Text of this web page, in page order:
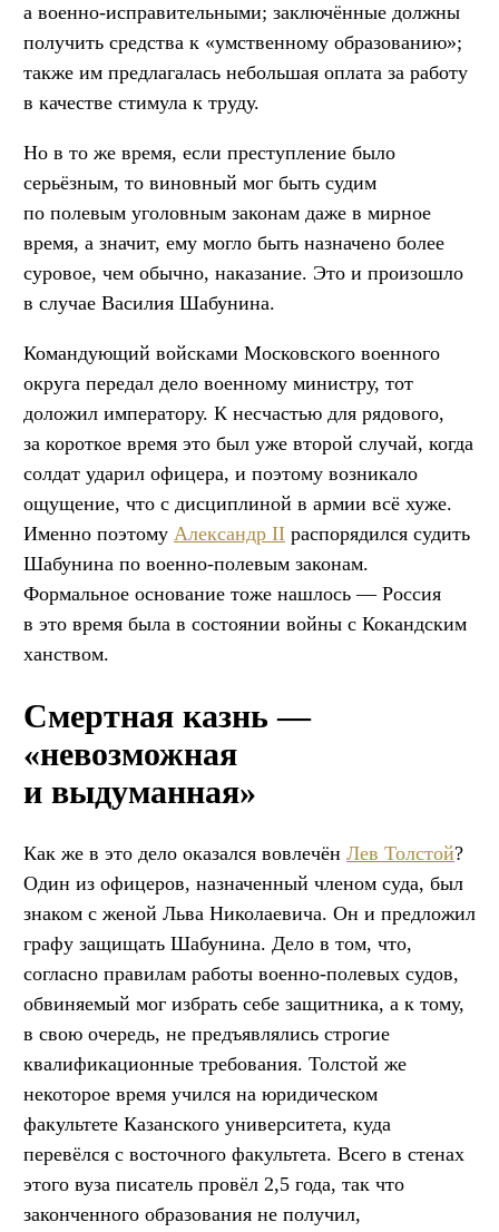
а военно-исправительными; заключённые должны
получить средства к «умственному образованию»;
также им предлагалась небольшая оплата за работу
в качестве стимула к труду.
Но в то же время, если преступление было
серьёзным, то виновный мог быть судим
по полевым уголовным законам даже в мирное
время, а значит, ему могло быть назначено более
суровое, чем обычно, наказание. Это и произошло
в случае Василия Шабунина.
Командующий войсками Московского военного
округа передал дело военному министру, тот
доложил императору. К несчастью для рядового,
за короткое время это был уже второй случай, когда
солдат ударил офицера, и поэтому возникало
ощущение, что с дисциплиной в армии всё хуже.
Именно поэтому Александр II распорядился судить
Шабунина по военно-полевым законам.
Формальное основание тоже нашлось — Россия
в это время была в состоянии войны с Кокандским
ханством.
Смертная казнь —
«невозможная
и выдуманная»
Как же в это дело оказался вовлечён Лев Толстой?
Один из офицеров, назначенный членом суда, был
знаком с женой Льва Николаевича. Он и предложил
графу защищать Шабунина. Дело в том, что,
согласно правилам работы военно-полевых судов,
обвиняемый мог избрать себе защитника, а к тому,
в свою очередь, не предъявлялись строгие
квалификационные требования. Толстой же
некоторое время учился на юридическом
факультете Казанского университета, куда
перевёлся с восточного факультета. Всего в стенах
этого вуза писатель провёл 2,5 года, так что
законченного образования не получил,